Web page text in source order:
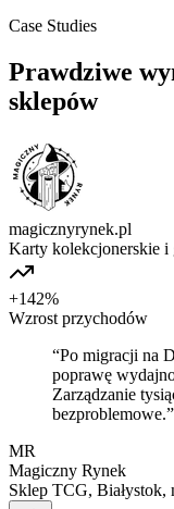
Case Studies
Prawdziwe
sklepów
magicznyrynek.pl
Karty kolekcjonerskie i
+142%
Wzrost przychodów
“Po migracji na
poprawę
Zarządzanie
bezproblemowe.”
MR
Magiczny Rynek
Sklep TCG, Białystok,